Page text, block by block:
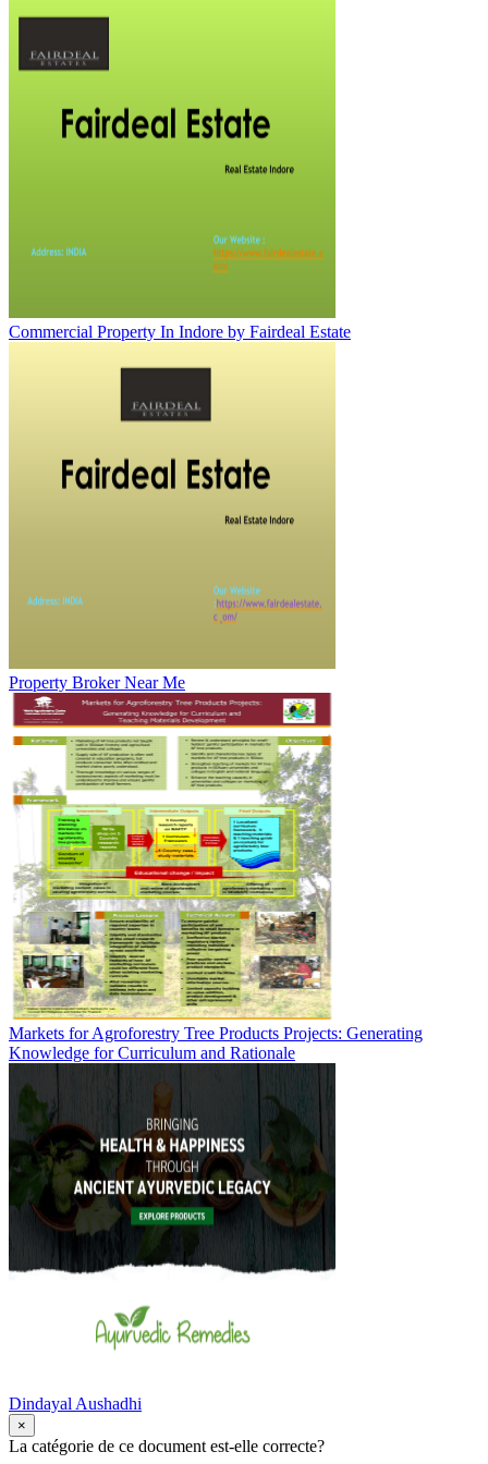
Commercial Property In Indore by Fairdeal Estate
Property Broker Near Me
Markets for Agroforestry Tree Products Projects: Generating
Knowledge for Curriculum and Rationale
Dindayal Aushadhi
×
La catégorie de ce document est-elle correcte?